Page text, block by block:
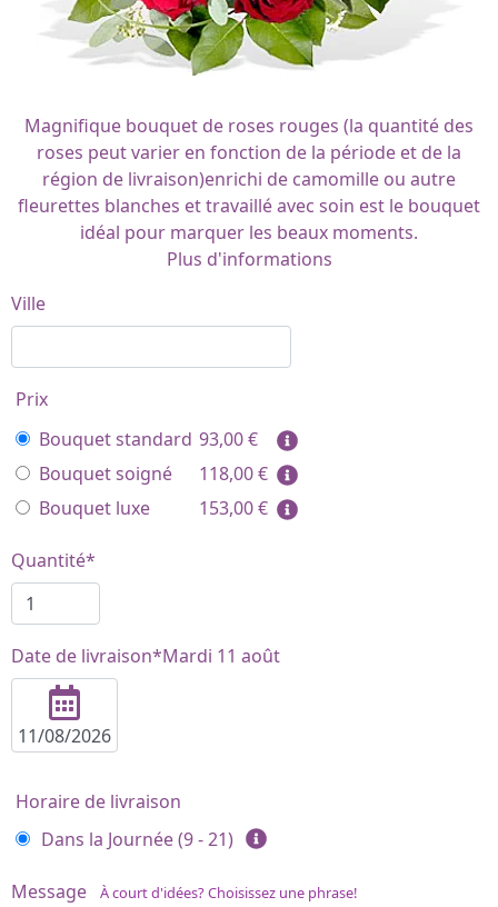
Magnifique bouquet de roses rouges (la quantité des
roses peut varier en fonction de la période et de la
région de livraison)enrichi de camomille ou autre
fleurettes blanches et travaillé avec soin est le bouquet
idéal pour marquer les beaux moments.
Plus d'informations
Ville
Prix
Bouquet standard 93,00€
Bouquet soigné
118,00€
Bouquet luxe
153,00€
Quantité*
Date de livraison*Mardi 11 août
Horaire de livraison
Dans la Journée (9 - 21)
Message À court d'idées? Choisissez une phrase!